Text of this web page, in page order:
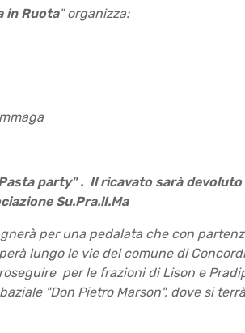
in Ruota"organizza:
party" . Il ricavato sarà devoluto
Su.Pra.lI.Ma
per una pedalata che con
lungo le vie del comune di
per le frazioni di Lison e
"Don Pietro Marson", dove si terrà